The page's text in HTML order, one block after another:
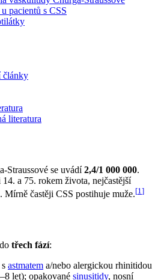
pacientů s CSS
články
literatura
Straussové se uvádí2,4/1 000 000.
a 75. rokem života, nejčastější
Mírně častěji CSS postihuje muže.[1 ]
třech fází:
astmatem a/nebo alergickou rhinitidou
let); opakované sinusitidy, nosní